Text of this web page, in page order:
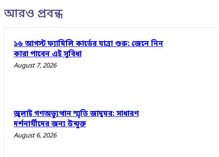
আরও প্রবন্ধ
১৬ আগস্ট ফ্যামিলি কার্ডের যাত্রা শুরু: জেনে নিন
কারা পাবেন এই সুবিধা
August 7, 2026
জুলাই গণঅভ্যুত্থান স্মৃতি জাদুঘর: সাধারণ
দর্শনার্থীদের জন্য উন্মুক্ত
August 6, 2026